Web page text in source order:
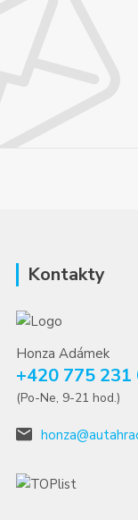
Kontakty
Honza Adámek
+420 775 231
(Po-Ne, 9-21 hod.)